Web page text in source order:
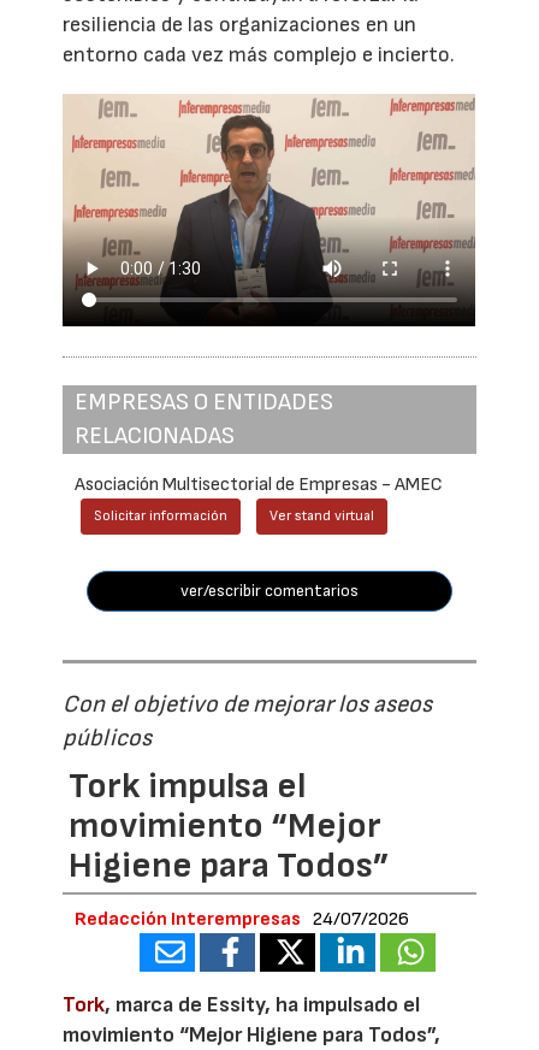
resiliencia de las organizaciones en un
entorno cada vez más complejo e incierto.
EMPRESAS O ENTIDADES
RELACIONADAS
Asociación Multisectorial de Empresas - AMEC
Solicitar información Ver stand virtual
ver/escribir comentarios
Con el objetivo de mejorar los aseos
públicos
Tork impulsa el
movimiento “Mejor
Higiene para Todos”
Redacción Interempresas 24/07/2026
Tork, marca de Essity, ha impulsado el
movimiento “Mejor Higiene para Todos”,